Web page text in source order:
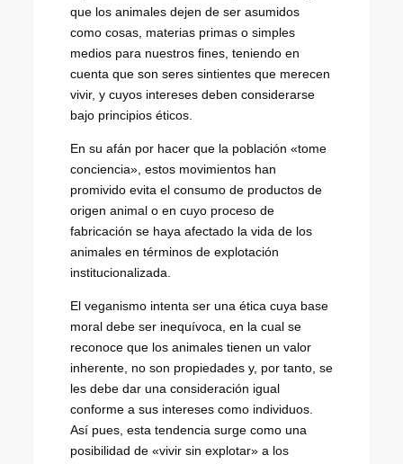
que los animales dejen de ser asumidos
como cosas, materias primas o simples
medios para nuestros fines, teniendo en
cuenta que son seres sintientes que merecen
vivir, y cuyos intereses deben considerarse
bajo principios éticos.
En su afán por hacer que la población «tome
conciencia», estos movimientos han
promivido evita el consumo de productos de
origen animal o en cuyo proceso de
fabricación se haya afectado la vida de los
animales en términos de explotación
institucionalizada.
El veganismo intenta ser una ética cuya base
moral debe ser inequívoca, en la cual se
reconoce que los animales tienen un valor
inherente, no son propiedades y, por tanto, se
les debe dar una consideración igual
conforme a sus intereses como individuos.
Así pues, esta tendencia surge como una
posibilidad de «vivir sin explotar» a los